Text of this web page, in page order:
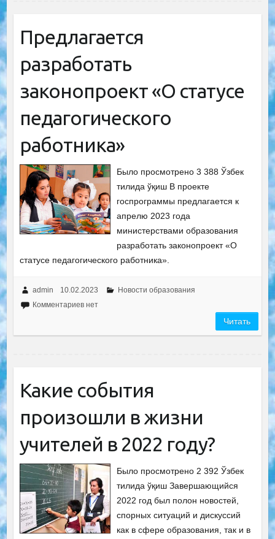
Предлагается
разработать
законопроект «О статусе
педагогического
работника»
Было просмотрено 3 388 Ўзбек
тилида ўқиш В проекте
госпрограммы предлагается к
апрелю 2023 года
министерствами образования
разработать законопроект «О
статусе педагогического работника».
admin 10.02.2023
Новости образования
Комментариев нет
Читать
Какие события
произошли в жизни
учителей в 2022 году?
Было просмотрено 2 392 Ўзбек
тилида ўқиш Завершающийся
2022 год был полон новостей,
спорных ситуаций и дискуссий
как в сфере образования, так и в